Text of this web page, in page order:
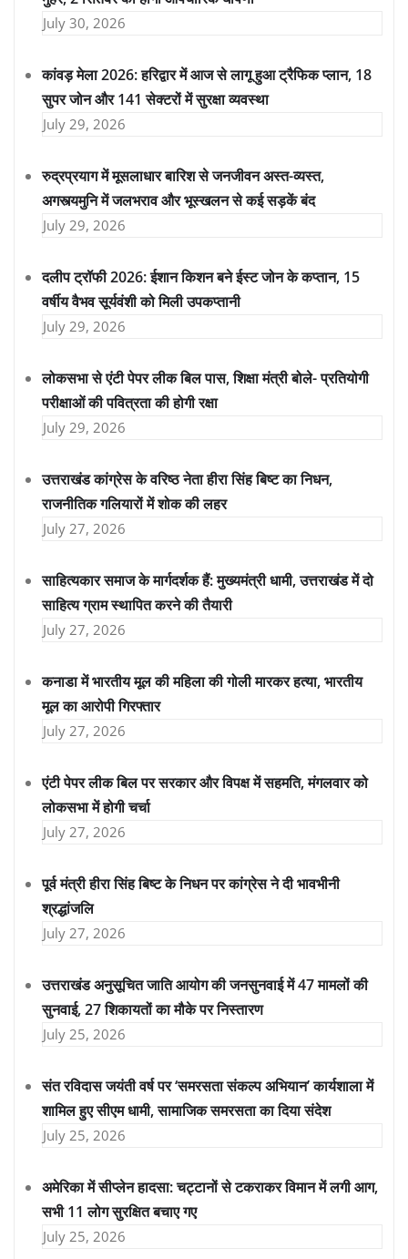
July 30, 2026
कांवड़ मेला 2026: हरिद्वार में आज से लागू हुआ ट्रैफिक प्लान, 18
सुपर जोन और 141 सेक्टरों में सुरक्षा व्यवस्था
July 29, 2026
रुद्रप्रयाग में मूसलाधार बारिश से जनजीवन अस्त-व्यस्त,
अगस्त्यमुनि में जलभराव और भूस्खलन से कई सड़कें बंद
July 29, 2026
दलीप ट्रॉफी 2026: ईशान किशन बने ईस्ट जोन के कप्तान, 15
वर्षीय वैभव सूर्यवंशी को मिली उपकप्तानी
July 29, 2026
लोकसभा से एंटी पेपर लीक बिल पास, शिक्षा मंत्री बोले- प्रतियोगी
परीक्षाओं की पवित्रता की होगी रक्षा
July 29, 2026
उत्तराखंड कांग्रेस के वरिष्ठ नेता हीरा सिंह बिष्ट का निधन,
राजनीतिक गलियारों में शोक की लहर
July 27, 2026
साहित्यकार समाज के मार्गदर्शक हैं: मुख्यमंत्री धामी, उत्तराखंड में दो
साहित्य ग्राम स्थापित करने की तैयारी
July 27, 2026
कनाडा में भारतीय मूल की महिला की गोली मारकर हत्या, भारतीय
मूल का आरोपी गिरफ्तार
July 27, 2026
एंटी पेपर लीक बिल पर सरकार और विपक्ष में सहमति, मंगलवार को
लोकसभा में होगी चर्चा
July 27, 2026
पूर्व मंत्री हीरा सिंह बिष्ट के निधन पर कांग्रेस ने दी भावभीनी
श्रद्धांजलि
July 27, 2026
उत्तराखंड अनुसूचित जाति आयोग की जनसुनवाई में 47 मामलों की
सुनवाई, 27 शिकायतों का मौके पर निस्तारण
July 25, 2026
संत रविदास जयंती वर्ष पर ‘समरसता संकल्प अभियान’ कार्यशाला में
शामिल हुए सीएम धामी, सामाजिक समरसता का दिया संदेश
July 25, 2026
अमेरिका में सीप्लेन हादसा: चट्टानों से टकराकर विमान में लगी आग,
सभी 11 लोग सुरक्षित बचाए गए
July 25, 2026